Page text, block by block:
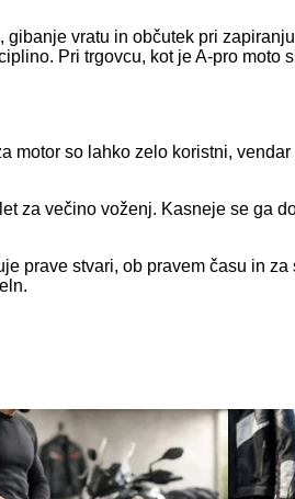
vratu in občutek pri
Pri trgovcu, kot je A-pro moto
so lahko zelo koristni,
za večino voženj. Kasneje se ga
prave stvari, ob pravem času in